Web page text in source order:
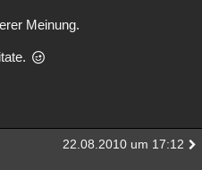
Meinung.
22.08.2010 um 17:12